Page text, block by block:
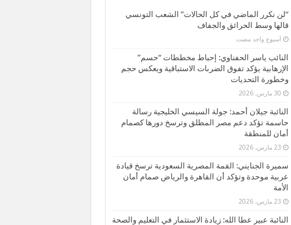
“لن نكرر الماضي في كل الحالات” الشعب التونسي
قالها وسط الحرائق والجفاف
‏أسبوع واحد مضت
النائب ياسر الحفناوي: إحباط مخططات “حسم”
الإرهابية يؤكد تفوق الضربات الاستباقية ويعكس حجم
وخطورة التحديات
30 مارس، 2026
النائبة جيلان أحمد: جولة السيسي الخليجية رسالة
حاسمة تؤكد دعم مصر المطلق وترسخ دورها كصمام
أمان للمنطقة
23 مارس، 2026
سميرة الجنايني: القمة المصرية السعودية ترسخ قيادة
عربية موحدة وتؤكد أن القاهرة والرياض صمام أمان
الأمة
23 مارس، 2026
النائبة عبير عطا الله: زيادة الاستثمار في التعليم والصحة